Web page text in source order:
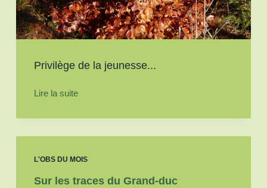
Privilège de la jeunesse...
Lire la suite
L'OBS DU MOIS
Sur les traces du Grand-duc